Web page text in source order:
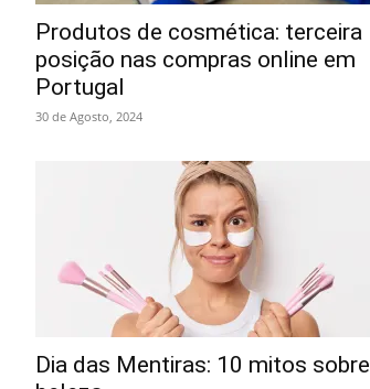
Produtos de cosmética: terceira
posição nas compras online em
Portugal
30 de Agosto, 2024
Dia das Mentiras: 10 mitos sobre